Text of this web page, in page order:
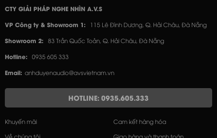
CTY GIẢI PHÁP NGHE NHÌN A.V.S
VP Công ty & Showroom 1: 115 Lê Đình Dương, Q. Hải Châu, Đà Nẵng
Showroom 2: 83 Trần Quốc Toản, Q. Hải Châu, Đà Nẵng
Hotline: 0935 605 333
Email: anhduyenaudio@avsvietnam.vn
HOTLINE: 0935.605.333
Khuyến mãi Cam kết hàng hóa